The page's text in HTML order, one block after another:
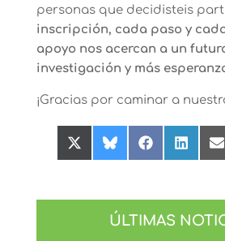
personas que decidisteis
inscripción, cada paso y
apoyo nos acercan a un
investigación y más
¡Gracias por caminar a
Compartir
en
Compartir
en
Compartir
en
en
ÚLTIMAS